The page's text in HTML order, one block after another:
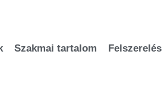
Szakmai tartalom Felszerelés